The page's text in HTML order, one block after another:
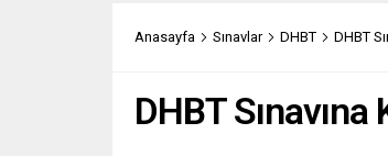
Anasayfa Sınavlar DHBT DHBT
DHBT Sınavına